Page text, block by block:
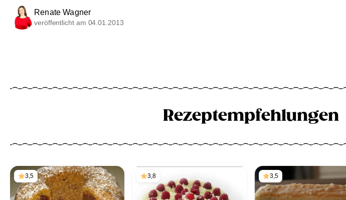
Renate Wagner
veröffentlicht am 04.01.2013
Rezeptempfehlungen
3,5 3,8 3,5